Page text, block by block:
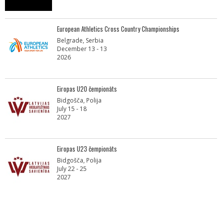
European Athletics Cross Country Championships
Belgrade, Serbia
December 13 - 13
2026
Eiropas U20 čempionāts
Bidgošča, Polija
July 15 - 18
2027
Eiropas U23 čempionāts
Bidgošča, Polija
July 22 - 25
2027